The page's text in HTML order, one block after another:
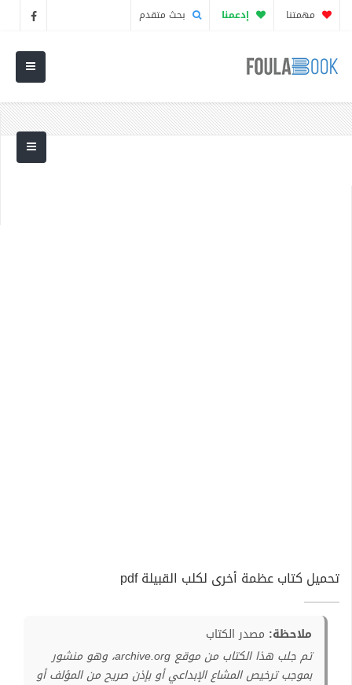
مهمتنا إدعمنا بحث متقدم
تحميل كتاب عظمة أخرى لكلب القبيلة pdf
ملاحظة: مصدر الكتاب
تم جلب هذا الكتاب من موقع archive.org، وهو منشور
بموجب ترخيص المشاع الإبداعي أو بإذن صريح من المؤلف أو